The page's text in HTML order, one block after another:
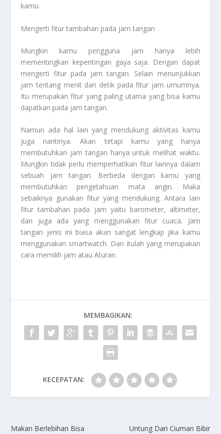
kamu.
Mengerti fitur tambahan pada jam tangan
Mungkin kamu pengguna jam hanya lebih
mementingkan kepentingan gaya saja. Dengan dapat
mengerti fitur pada jam tangan. Selain menunjukkan
jam tentang menit dan detik pada fitur jam umumnya.
Itu merupakan fitur yang paling utama yang bisa kamu
dapatkan pada jam tangan.
Namun ada hal lain yang mendukung aktivitas kamu
juga nantinya. Akan tetapi kamu yang hanya
membutuhkan jam tangan hanya untuk melihat waktu.
Mungkin tidak perlu memperhatikan fitur lainnya dalam
sebuah jam tangan. Berbeda dengan kamu yang
membutuhkan pengetahuan mata angin. Maka
sebaiknya gunakan fitur yang mendukung. Antara lain
fitur tambahan pada jam yaitu barometer, altimeter,
dan juga ada yang menggunakan fitur cuaca. Jam
tangan jenis ini biasa akan sangat lengkap jika kamu
menggunakan smartwatch. Dan itulah yang merupakan
cara memilih jam atauAturan.
MEMBAGIKAN:
KECEPATAN:
Makan Berlebihan Bisa
Untung Dari Ciuman Bibir